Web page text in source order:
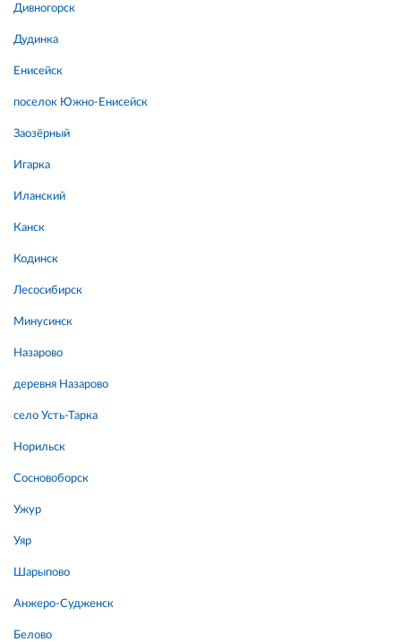
Дивногорск
Дудинка
Енисейск
поселок Южно-Енисейск
Заозёрный
Игарка
Иланский
Канск
Кодинск
Лесосибирск
Минусинск
Назарово
деревня Назарово
село Усть-Тарка
Норильск
Сосновоборск
Ужур
Уяр
Шарыпово
Анжеро-Судженск
Белово